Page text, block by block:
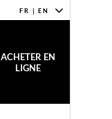
FR | EN
ACHETER EN
LIGNE